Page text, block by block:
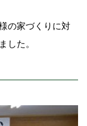
の家づくりに対
した。